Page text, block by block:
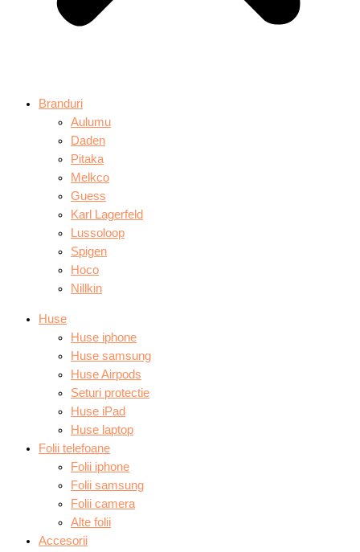
Branduri
Aulumu
Daden
Pitaka
Melkco
Guess
Karl Lagerfeld
Lussoloop
Spigen
Hoco
Nillkin
Huse
Huse iphone
Huse samsung
Huse Airpods
Seturi protectie
Huse iPad
Huse laptop
Folii telefoane
Folii iphone
Folii samsung
Folii camera
Alte folii
Accesorii